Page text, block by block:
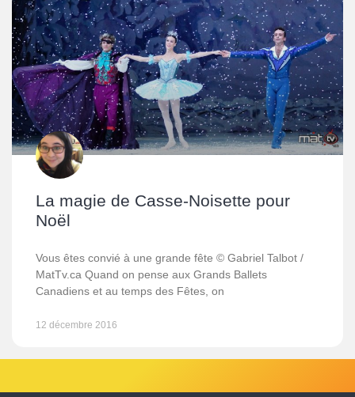
La magie de Casse-Noisette pour
Noël
Vous êtes convié à une grande fête © Gabriel Talbot /
MatTv.ca Quand on pense aux Grands Ballets
Canadiens et au temps des Fêtes, on
12 décembre 2016